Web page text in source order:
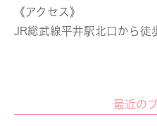
《アクセス》
JR総武線平井駅北口から徒
最近の